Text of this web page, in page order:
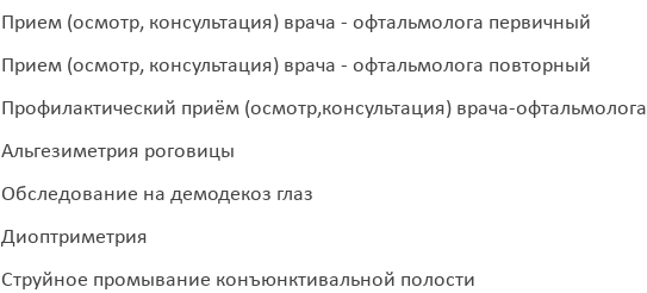
Прием (осмотр, консультация) врача - офтальмолога первичный
Прием (осмотр, консультация) врача - офтальмолога повторный
Профилактический приём (осмотр,консультация) врача-офтальмолога
Альгезиметрия роговицы
Обследование на демодекоз глаз
Диоптриметрия
Струйное промывание конъюнктивальной полости